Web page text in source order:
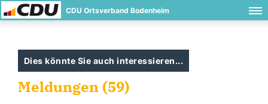
CDU Ortsverband Bodenheim
Dies könnte Sie auch interessieren...
Meldungen (59)